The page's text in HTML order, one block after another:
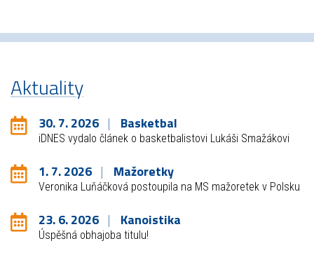
Aktuality
30. 7. 2026 Basketbal
iDNES vydalo článek o basketbalistovi Lukáši Smažákovi
1. 7. 2026 Mažoretky
Veronika Luňáčková postoupila na MS mažoretek v Polsku
23. 6. 2026 Kanoistika
Úspěšná obhajoba titulu!